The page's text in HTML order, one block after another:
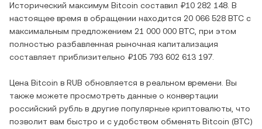
Исторический максимум Bitcoin составил ₽10 282 148 . В
настоящее время в обращении находится 20 066 528 BTC с
максимальным предложением 21 000 000 BTC , при этом
полностью разбавленная рыночная капитализация
составляет приблизительно ₽105 793 602 613 197
Цена Bitcoin в RUB обновляется в реальном времени. Вы
также можете просмотреть данные о конвертации
российский рубль в другие популярные криптовалюты, что
позволит вам быстро и с удобством обменять Bitcoin (BTC)